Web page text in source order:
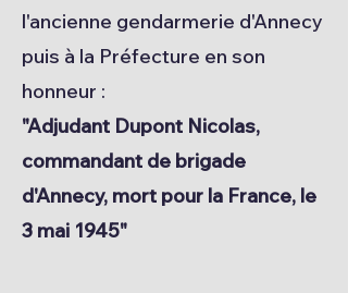
l'ancienne gendarmerie d'Annecy
puis à la Préfecture en son
honneur :
"Adjudant Dupont Nicolas,
commandant de brigade
d'Annecy, mort pour la France, le
3 mai 1945"